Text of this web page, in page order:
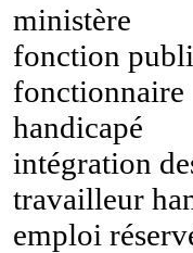
ministère
fonction
fonctionnaire
handicapé
intégration
travailleur
emploi